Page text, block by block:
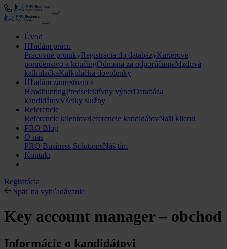
Úvod
Hľadám prácu
Pracovné ponukyRegistrácia do databázyKariérové
poradenstvo a koučingOdmena za odporúčanieMzdová
kalkulačkaKalkulačka dovolenky
Hľadám zamestnanca
HeadhuntingPredselektívny výberDatabáza
kandidátovVšetky služby
Referencie
Referencie klientovReferencie kandidátovNaši klienti
PRO Blog
O nás
PRO Business SolutionsNáš tím
Kontakt
Registrácia
Späť na vyhľadávanie
Key account manager – obchod
Informácie o kandidátovi